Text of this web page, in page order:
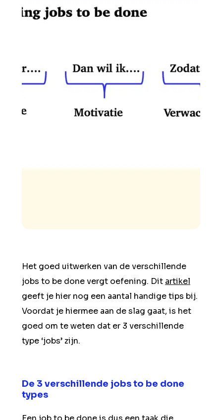
Het goed uitwerken van de verschillende
jobs to be done vergt oefening. Dit artikel
geeft je hier nog een aantal handige tips bij.
Voordat je hiermee aan de slag gaat, is het
goed om te weten dat er 3 verschillende
type ‘jobs’ zijn.
De 3 verschillende jobs to be done
types